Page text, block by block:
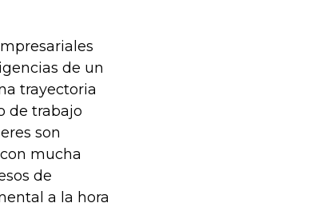
de un
trayectoria
de trabajo
son
mucha
de
a la hora